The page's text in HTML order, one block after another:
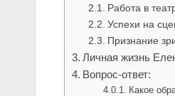
Работа в
Успехи на
Признание
Личная жизнь
Вопрос-ответ:
Какое